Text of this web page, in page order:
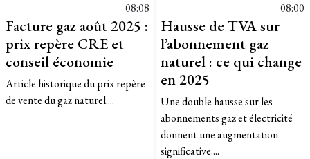
08:08
Facture gaz août 2025 :
prix repère CRE et
conseil économie
Article historique du prix repère
de vente du gaz naturel....
08:00
Hausse de TVA sur
l’abonnement gaz
naturel : ce qui change
en 2025
Une double hausse sur les
abonnements gaz et électricité
donnent une augmentation
significative....